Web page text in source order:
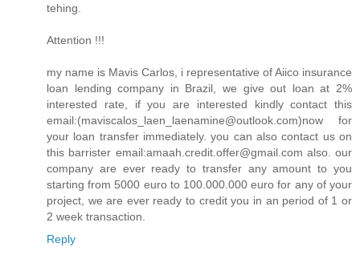
tehing.
Attention !!!
my name is Mavis Carlos, i representative of Aiico insurance
loan lending company in Brazil, we give out loan at 2%
interested rate, if you are interested kindly contact this
email:(maviscalos_laen_laenamine@outlook.com)now for
your loan transfer immediately. you can also contact us on
this barrister email:amaah.credit.offer@gmail.com also. our
company are ever ready to transfer any amount to you
starting from 5000 euro to 100.000.000 euro for any of your
project, we are ever ready to credit you in an period of 1 or
2 week transaction.
Reply